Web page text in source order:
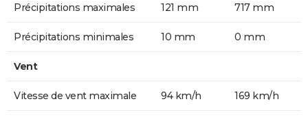
Précipitations maximales 121 mm 717 mm
Précipitations minimales 10 mm 0 mm
Vent
Vitesse de vent maximale 94 km/h 169 km/h